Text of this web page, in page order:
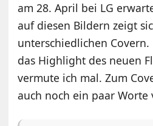
am 28. April bei LG
auf diesen Bildern zeigt
unterschiedlichen
das Highlight des neuen
vermute ich mal. Zum
auch noch ein paar Worte